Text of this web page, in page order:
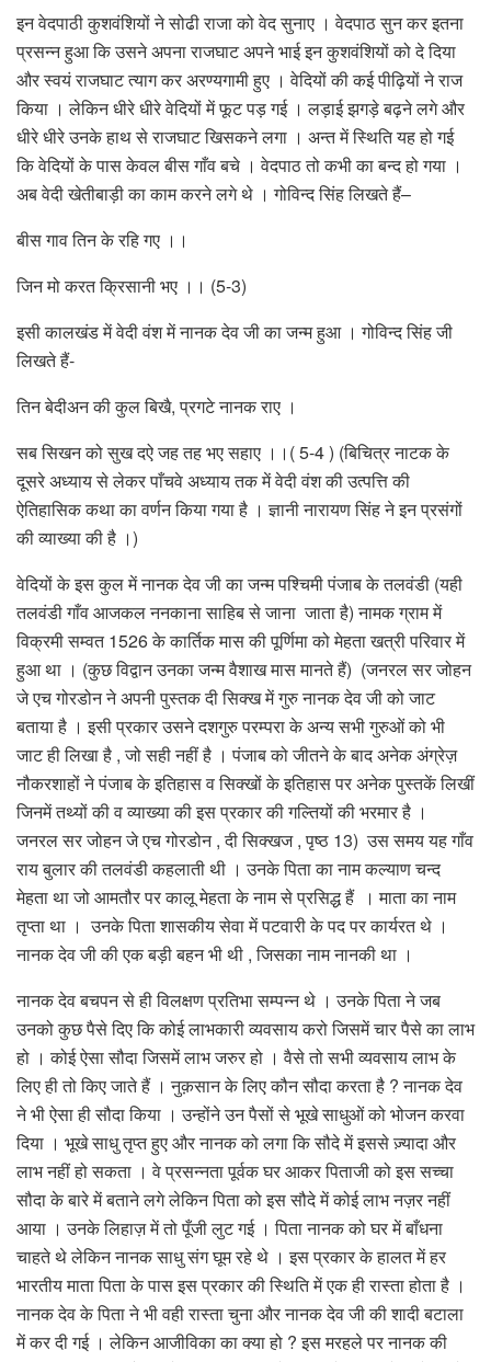
इन वेदपाठी कुशवंशियों ने सोढी राजा को वेद सुनाए । वेदपाठ सुन कर इतना
प्रसन्न हुआ कि उसने अपना राजघाट अपने भाई इन कुशवंशियों को दे दिया
और स्वयं राजघाट त्याग कर अरण्यगामी हुए । वेदियों की कई पीढ़ियों ने राज
किया । लेकिन धीरे धीरे वेदियों में फूट पड़ गई । लड़ाई झगड़े बढ़ने लगे और
धीरे धीरे उनके हाथ से राजघाट खिसकने लगा । अन्त में स्थिति यह हो गई
कि वेदियों के पास केवल बीस गाँव बचे । वेदपाठ तो कभी का बन्द हो गया ।
अब वेदी खेतीबाड़ी का काम करने लगे थे । गोविन्द सिंह लिखते हैं–
बीस गाव तिन के रहि गए ।।
जिन मो करत क्रिसानी भए ।। (5-3)
इसी कालखंड में वेदी वंश में नानक देव जी का जन्म हुआ । गोविन्द सिंह जी
लिखते हैं-
तिन बेदीअन की कुल बिखै, प्रगटे नानक राए ।
सब सिखन को सुख दऐ जह तह भए सहाए ।।( 5-4 ) (बिचित्र नाटक के
दूसरे अध्याय से लेकर पाँचवे अध्याय तक में वेदी वंश की उत्पत्ति की
ऐतिहासिक कथा का वर्णन किया गया है । ज्ञानी नारायण सिंह ने इन प्रसंगों
की व्याख्या की है ।)
वेदियों के इस कुल में नानक देव जी का जन्म पश्चिमी पंजाब के तलवंडी (यही
तलवंडी गाँव आजकल ननकाना साहिब से जाना जाता है) नामक ग्राम में
विक्रमी सम्वत 1526 के कार्तिक मास की पूर्णिमा को मेहता खत्री परिवार में
हुआ था । (कुछ विद्वान उनका जन्म वैशाख मास मानते हैं) (जनरल सर जोहन
जे एच गोरडोन ने अपनी पुस्तक दी सिक्ख में गुरु नानक देव जी को जाट
बताया है । इसी प्रकार उसने दशगुरु परम्परा के अन्य सभी गुरुओं को भी
जाट ही लिखा है , जो सही नहीं है । पंजाब को जीतने के बाद अनेक अंग्रेज़
नौकरशाहों ने पंजाब के इतिहास व सिक्खों के इतिहास पर अनेक पुस्तकें लिखीं
जिनमें तथ्यों की व व्याख्या की इस प्रकार की गल्तियों की भरमार है ।
जनरल सर जोहन जे एच गोरडोन , दी सिक्खज , पृष्ठ 13) उस समय यह गाँव
राय बुलार की तलवंडी कहलाती थी । उनके पिता का नाम कल्याण चन्द
मेहता था जो आमतौर पर कालू मेहता के नाम से प्रसिद्ध हैं । माता का नाम
तृप्ता था । उनके पिता शासकीय सेवा में पटवारी के पद पर कार्यरत थे ।
नानक देव जी की एक बड़ी बहन भी थी , जिसका नाम नानकी था ।
नानक देव बचपन से ही विलक्षण प्रतिभा सम्पन्न थे । उनके पिता ने जब
उनको कुछ पैसे दिए कि कोई लाभकारी व्यवसाय करो जिसमें चार पैसे का लाभ
हो । कोई ऐसा सौदा जिसमें लाभ जरुर हो । वैसे तो सभी व्यवसाय लाभ के
लिए ही तो किए जाते हैं । नुक़सान के लिए कौन सौदा करता है ? नानक देव
ने भी ऐसा ही सौदा किया । उन्होंने उन पैसों से भूखे साधुओं को भोजन करवा
दिया । भूखे साधु तृप्त हुए और नानक को लगा कि सौदे में इससे ज़्यादा और
लाभ नहीं हो सकता । वे प्रसन्नता पूर्वक घर आकर पिताजी को इस सच्चा
सौदा के बारे में बताने लगे लेकिन पिता को इस सौदे में कोई लाभ नज़र नहीं
आया । उनके लिहाज़ में तो पूँजी लुट गई । पिता नानक को घर में बाँधना
चाहते थे लेकिन नानक साधु संग घूम रहे थे । इस प्रकार के हालत में हर
भारतीय माता पिता के पास इस प्रकार की स्थिति में एक ही रास्ता होता है ।
नानक देव के पिता ने भी वही रास्ता चुना और नानक देव जी की शादी बटाला
में कर दी गई । लेकिन आजीविका का क्या हो ? इस मरहले पर नानक की